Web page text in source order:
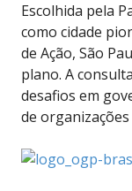
Escolhida pela
como cidade
de Ação, São
plano. A
desafios em
de organizações